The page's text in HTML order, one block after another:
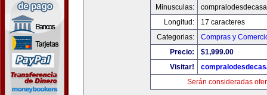
Minusculas:
Longitud:
17 caracteres
Categorias:
Compras y
Precio:
$1,999.00
Visitar!
Serán consideradas